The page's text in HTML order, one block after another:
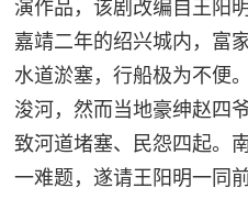
演作品，该剧改编自王阳
嘉靖二年的绍兴城内，富
水道淤塞，行船极为不便
浚河，然而当地豪绅赵四
致河道堵塞、民怨四起。
一难题，遂请王阳明一同